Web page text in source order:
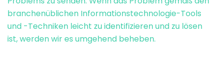
branchenüblichen Informationstechnologie-Tools
und -Techniken leicht zu identifizieren und zu lösen
ist, werden wir es umgehend beheben.